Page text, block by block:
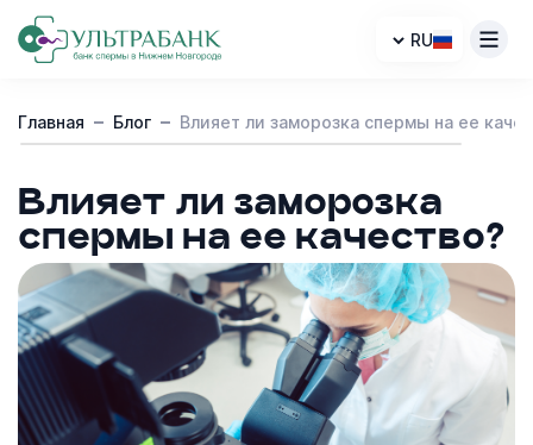
Каталог доноров
Cтать донором
Клиникам
О нас
Доставка
FAQ
RU
Главная Блог Влияет ли заморозка спермы на ее
Влияет ли заморозка
спермы на ее качество?